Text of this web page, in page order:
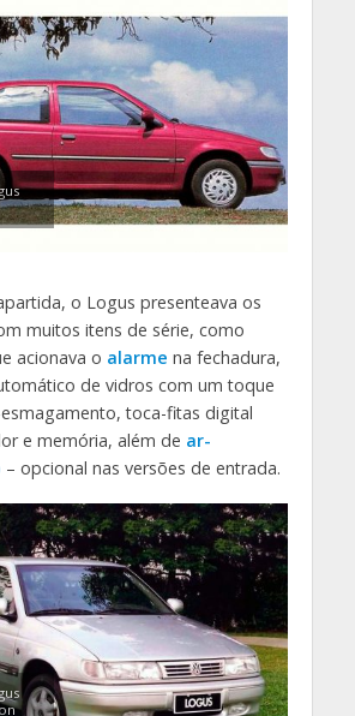
o Logus presenteava os
muitos itens de série, como
acionava o alarme na fechadura,
de vidros com um toque
toca-fitas digital
e memória, além de ar-
– opcional nas versões de entrada.